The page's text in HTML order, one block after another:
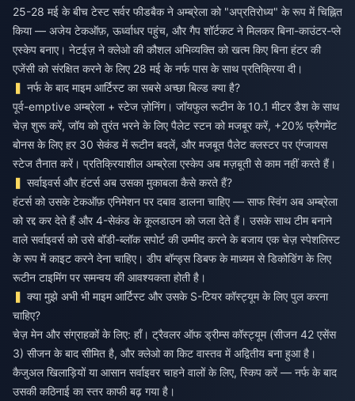
25-28 मई के बीच टेस्ट सर्वर फीडबैक ने अम्ब्रेला को "अप्रतिरोध्य" के रूप में चिह्नित
किया — अजेय टेकऑफ़, ऊर्ध्वाधर पहुंच, और गैप शॉर्टकट ने मिलकर बिना-काउंटर-प्ले
एस्केप बनाए। नेटईज़ ने क्लेओ की कौशल अभिव्यक्ति को खत्म किए बिना हंटर की
एजेंसी को संरक्षित करने के लिए 28 मई के नर्फ पास के साथ प्रतिक्रिया दी।
नर्फ के बाद माइम आर्टिस्ट का सबसे अच्छा बिल्ड क्या है?
पूर्व-emptive अम्ब्रेला + स्टेज ज़ोनिंग। जॉयफुल रूटीन के 10.1 मीटर डैश के साथ
चेज़ शुरू करें, जॉय को तुरंत भरने के लिए पैलेट स्टन को मजबूर करें, +20% फ्रैगमेंट
बोनस के लिए हर 30 सेकंड में रूटीन बदलें, और मजबूत पैलेट क्लस्टर पर एंग्जायस
स्टेज तैनात करें। प्रतिक्रियाशील अम्ब्रेला एस्केप अब मज़बूती से काम नहीं करते हैं।
सर्वाइवर्स और हंटर्स अब उसका मुकाबला कैसे करते हैं?
हंटर्स को उसके टेकऑफ़ एनिमेशन पर दबाव डालना चाहिए — साफ स्विंग अब अम्ब्रेला
को रद्द कर देते हैं और 4-सेकंड के कूलडाउन को जला देते हैं। उसके साथ टीम बनाने
वाले सर्वाइवर्स को उसे बॉडी-ब्लॉक सपोर्ट की उम्मीद करने के बजाय एक चेज़ स्पेशलिस्ट
के रूप में काइट करने देना चाहिए। डीप बॉन्ड्स डिबफ के माध्यम से डिकोडिंग के लिए
रूटीन टाइमिंग पर समन्वय की आवश्यकता होती है।
क्या मुझे अभी भी माइम आर्टिस्ट और उसके S-टियर कॉस्ट्यूम के लिए पुल करना
चाहिए?
चेज़ मेन और संग्राहकों के लिए: हाँ। ट्रैवलर ऑफ ड्रीम्स कॉस्ट्यूम (सीजन 42 एसेंस
3) सीजन के बाद सीमित है, और क्लेओ का किट वास्तव में अद्वितीय बना हुआ है।
कैजुअल खिलाड़ियों या आसान सर्वाइवर चाहने वालों के लिए, स्किप करें — नर्फ के बाद
उसकी कठिनाई का स्तर काफी बढ़ गया है।